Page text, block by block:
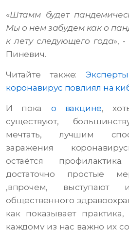
«Штамм будет
Мы о нем забудем как о
к лету следующего года»,
Пиневич.
Читайте также:
коронавирус повлиял на
И пока о вакцине,
существуют,
мечтать, лучшим
заражения
остаётся
достаточно простые
,впрочем, выступают
общественного
как показывает
каждому из нас важно их